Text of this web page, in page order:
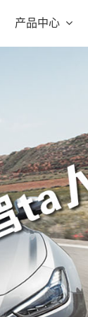
产品中心